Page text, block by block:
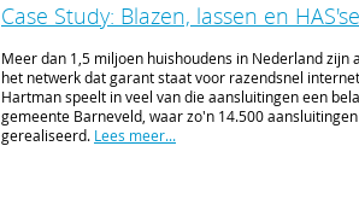
Case Study: Blazen, lassen en
Meer dan 1,5 miljoen huishoudens in Nederland zijn
het netwerk dat garant staat voor razendsnel
Hartman speelt in veel van die aansluitingen een
gemeente Barneveld, waar zo'n 14.500
gerealiseerd. Lees meer...